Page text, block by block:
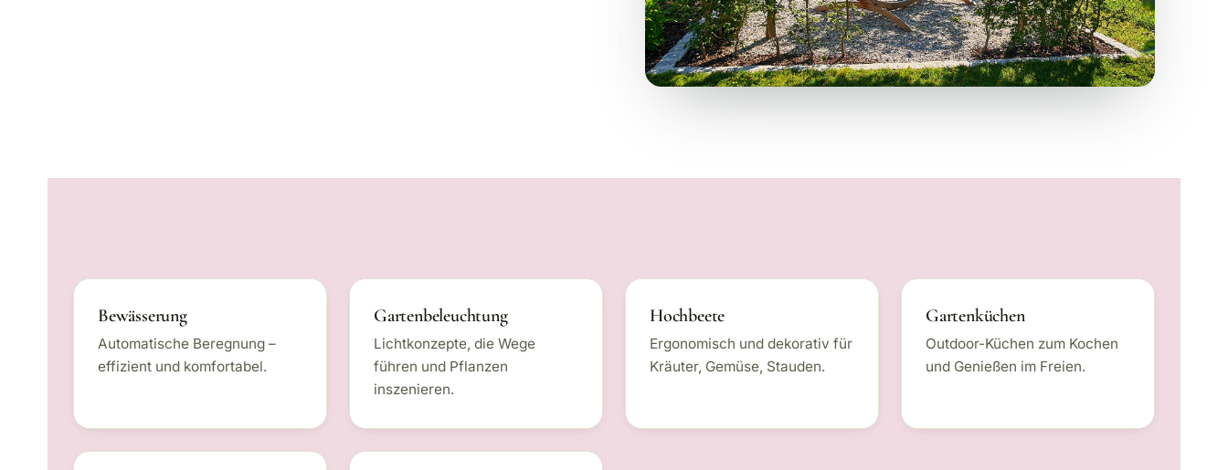
Bewässerung
Automatische Beregnung –
effizient und komfortabel.
Gartenbeleuchtung
Lichtkonzepte, die Wege
führen und Pflanzen
inszenieren.
Hochbeete
Ergonomisch und dekorativ für
Kräuter, Gemüse, Stauden.
Gartenküchen
Outdoor-Küchen zum Kochen
und Genießen im Freien.